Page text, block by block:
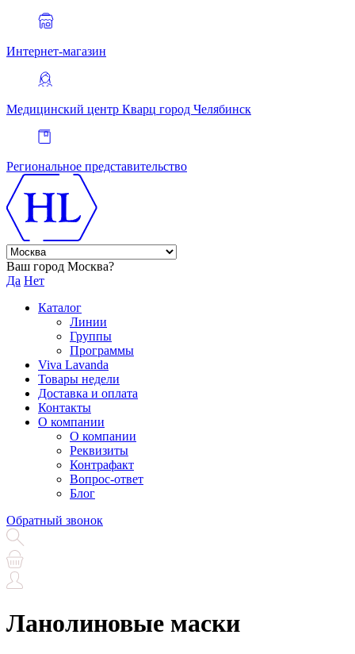
Интернет-магазин
Медицинский центр Кварц город Челябинск
Региональное представительство
Ваш город Москва?
Да Нет
Каталог
Линии
Группы
Программы
Viva Lavanda
Товары недели
Доставка и оплата
Контакты
О компании
О компании
Реквизиты
Контрафакт
Вопрос-ответ
Блог
Обратный звонок
Ланолиновые маски